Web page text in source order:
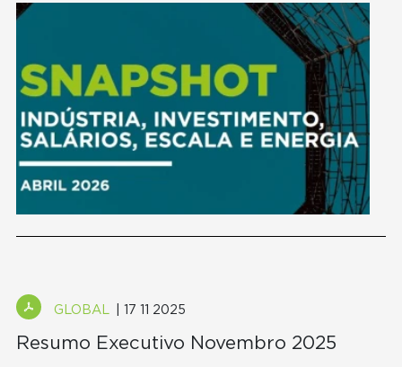
GLOBAL | 17 11 2025
Resumo Executivo Novembro 2025